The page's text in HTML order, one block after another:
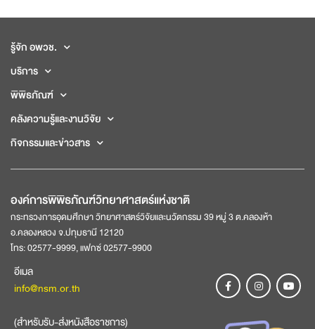
รู้จัก อพวช.
บริการ
พิพิธภัณฑ์
คลังความรู้และงานวิจัย
กิจกรรมและข่าวสาร
องค์การพิพิธภัณฑ์วิทยาศาสตร์แห่งชาติ
กระทรวงการอุดมศึกษา วิทยาศาสตร์วิจัยและนวัตกรรม 39 หมู่ 3 ต.คลองห้า
อ.คลองหลวง จ.ปทุมธานี 12120
โทร: 02577-9999, แฟกซ์ 02577-9900
อีเมล
info@nsm.or.th
(สำหรับรับ-ส่งหนังสือราชการ)